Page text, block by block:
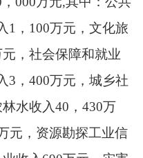
1，100万元，文化旅
，社会保障和就业
3，400万元，城乡社
水收入40，430万
元，资源勘探工业信